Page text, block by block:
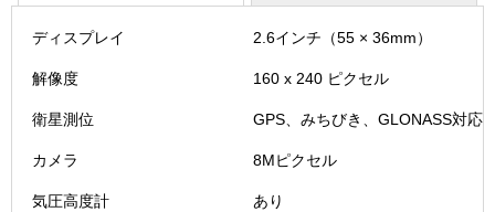
ディスプレイ 2.6インチ（55 × 36mm）
解像度 160 x 240 ピクセル
衛星測位 GPS、みちびき、GLONASS対応
カメラ 8Mピクセル
気圧高度計 あり